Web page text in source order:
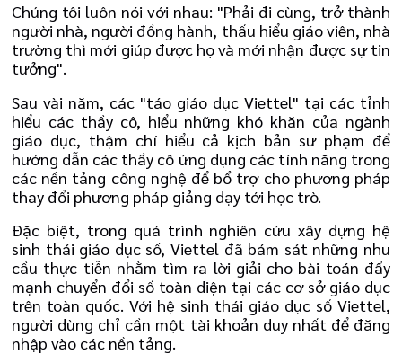
Chúng tôi luôn nói với nhau: "Phải đi cùng, trở thành
người nhà, người đồng hành, thấu hiểu giáo viên, nhà
trường thì mới giúp được họ và mới nhận được sự tin
tưởng".
Sau vài năm, các "táo giáo dục Viettel" tại các tỉnh
hiểu các thầy cô, hiểu những khó khăn của ngành
giáo dục, thậm chí hiểu cả kịch bản sư phạm để
hướng dẫn các thầy cô ứng dụng các tính năng trong
các nền tảng công nghệ để bổ trợ cho phương pháp
thay đổi phương pháp giảng dạy tới học trò.
Đặc biệt, trong quá trình nghiên cứu xây dựng hệ
sinh thái giáo dục số, Viettel đã bám sát những nhu
cầu thực tiễn nhằm tìm ra lời giải cho bài toán đẩy
mạnh chuyển đổi số toàn diện tại các cơ sở giáo dục
trên toàn quốc. Với hệ sinh thái giáo dục số Viettel,
người dùng chỉ cần một tài khoản duy nhất để đăng
nhập vào các nền tảng.